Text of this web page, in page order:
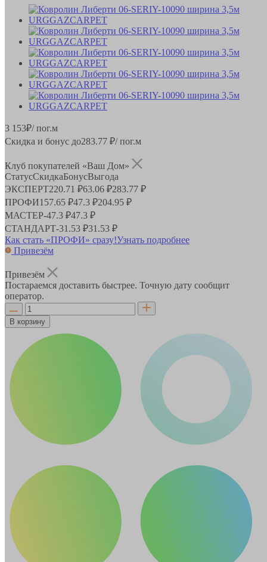
3 153₽/ пог.м
Скидка и бонус до283.77 ₽/ пог.м
Клуб покупателей «Ваш Дом»
СтатусСкидкаБонусВыгода
ЭКСПЕРТ220.71 ₽63.06 ₽283.77 ₽
ПРОФИ157.65 ₽47.3 ₽204.95 ₽
МАСТЕР-47.3 ₽47.3 ₽
СТАНДАРТ-31.53 ₽31.53 ₽
Как стать «ПРОФИ» сразу!Узнать подробнее
Привезём
Привезём
Постараемся доставить быстрее. Точную дату сообщит
оператор.
В корзину